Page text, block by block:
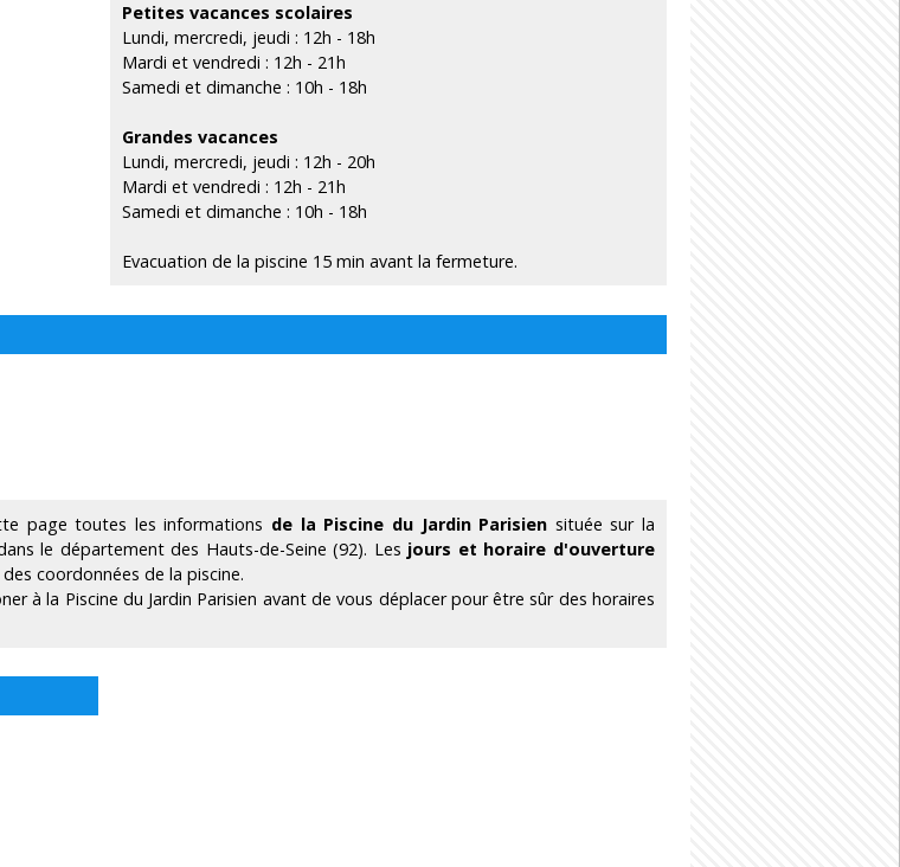
Petites vacances scolaires
Lundi, mercredi, jeudi : 12h - 18h
Mardi et vendredi : 12h - 21h
Samedi et dimanche : 10h - 18h
Grandes vacances
Lundi, mercredi, jeudi : 12h - 20h
Mardi et vendredi : 12h - 21h
Samedi et dimanche : 10h - 18h
Evacuation de la piscine 15 min avant la fermeture.
page toutes les informations de la Piscine du Jardin Parisien située sur la
le département des Hauts-de-Seine (92). Les jours et horaire d'ouverture
coordonnées de la piscine.
à la Piscine du Jardin Parisien avant de vous déplacer pour être sûr des horaires